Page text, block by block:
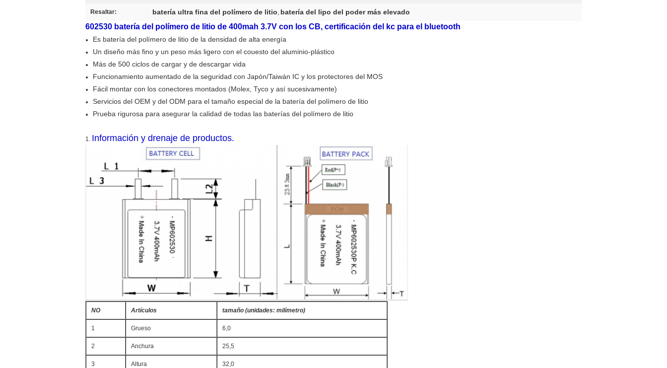
Resaltar: batería ultra fina del polímero de litio, batería del lipo del poder más elevado
602530 batería del polímero de litio de 400mah 3.7V con los CB, certificación del kc para el bluetooth
Es batería del polímero de litio de la densidad de alta energía
Un diseño más fino y un peso más ligero con el couesto del aluminio-plástico
Más de 500 ciclos de cargar y de descargar vida
Funcionamiento aumentado de la seguridad con Japón/Taiwán IC y los protectores del MOS
Fácil montar con los conectores montados (Molex, Tyco y así sucesivamente)
Servicios del OEM y del ODM para el tamaño especial de la batería del polímero de litio
Prueba rigurosa para asegurar la calidad de todas las baterías del polímero de litio
1. Información y drenaje de productos.
NO Artículos tamaño (unidades: milímetro)
1 Grueso 6,0
2 Anchura 25,5
3 Altura 32,0